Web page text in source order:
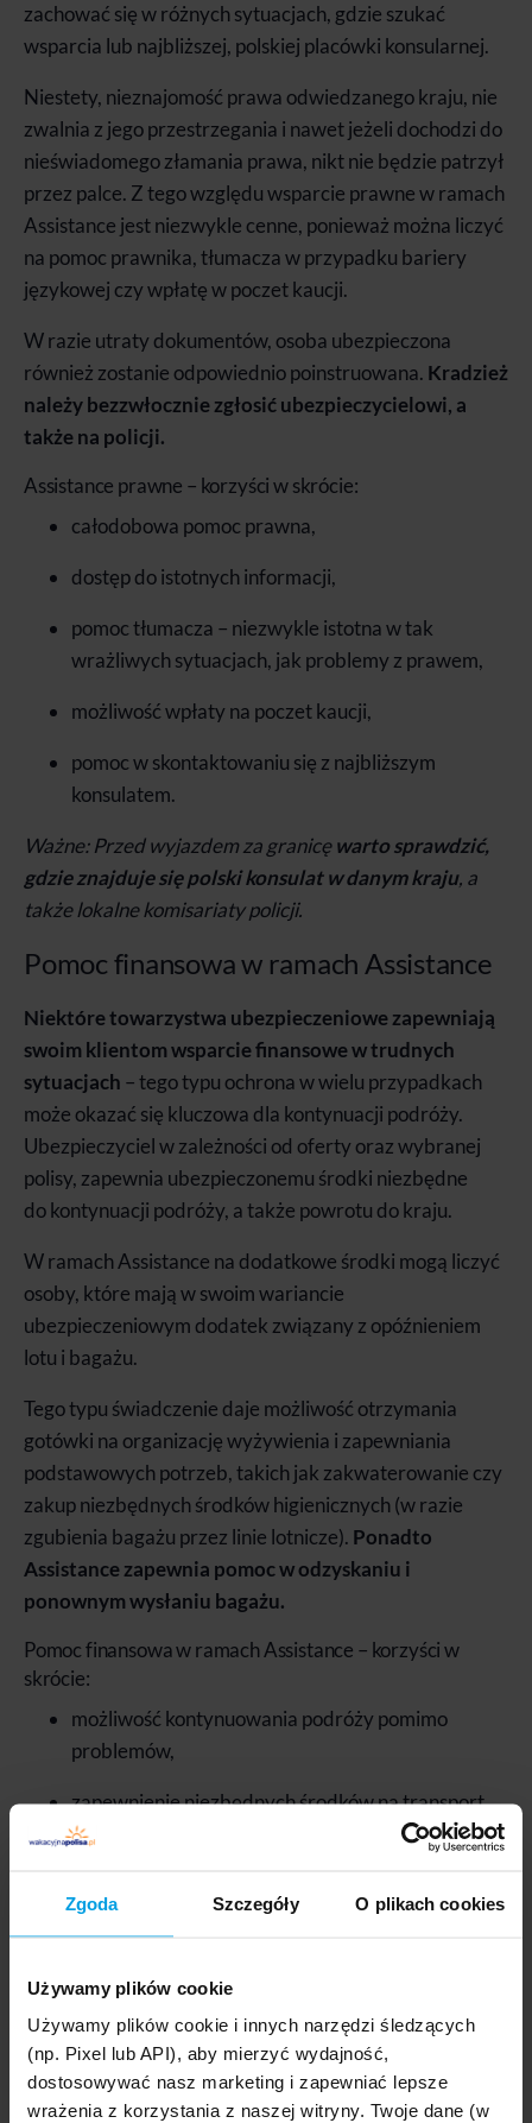
Zgoda Szczegóły O plikach cookies
Używamy plików cookie
Używamy plików cookie i innych narzędzi śledzących
(np. Pixel lub API), aby mierzyć wydajność,
dostosowywać nasz marketing i zapewniać lepsze
wrażenia z korzystania z naszej witryny. Twoje dane (w
zachować się wróżnych sytuacjach, gdzie szukać
wsparcia lub najbliższej, polskiej placówki konsularnej.
Niestety, nieznajomość prawa odwiedzanego kraju, nie
zwalnia z jego przestrzegania i nawet jeżeli dochodzi do
nieświadomego złamania prawa, nikt nie będzie patrzył
przez palce. Z tego względu wsparcie prawne w ramach
Assistance jest niezwykle cenne, ponieważ można liczyć
na pomoc prawnika, tłumacza w przypadku bariery
językowej czywpłatę w poczet kaucji.
W razie utraty dokumentów, osoba ubezpieczona
również zostanie odpowiednio poinstruowana. Kradzież
należy bezzwłocznie zgłosić ubezpieczycielowi, a
także na policji.
Assistance prawne – korzyści w skrócie:
całodobowa pomoc prawna,
dostęp do istotnych informacji,
pomoc tłumacza – niezwykle istotna w tak
wrażliwych sytuacjach, jak problemy z prawem,
możliwość wpłaty na poczet kaucji,
pomoc w skontaktowaniu się z najbliższym
konsulatem.
Ważne: Przed wyjazdem za granicęwarto sprawdzić,
gdzie znajduje się polski konsulat w danym kraju, a
także lokalne komisariaty policji.
Pomoc finansowa w ramach Assistance
Niektóre towarzystwa ubezpieczeniowe zapewniają
swoim klientom wsparcie finansowe w trudnych
sytuacjach – tego typu ochrona w wielu przypadkach
może okazać się kluczowa dla kontynuacji podróży.
Ubezpieczycielw zależności od oferty oraz wybranej
polisy, zapewnia ubezpieczonemu środki niezbędne
dokontynuacji podróży, a także powrotu do kraju.
W ramach Assistance na dodatkowe środki mogą liczyć
osoby, które mają w swoim wariancie
ubezpieczeniowym dodatek związany z opóźnieniem
lotu i bagażu.
Tego typu świadczenie daje możliwość otrzymania
gotówki na organizację wyżywienia i zapewniania
podstawowych potrzeb,takich jak zakwaterowanie czy
zakup niezbędnych środków higienicznych (w razie
zgubienia bagażu przez linie lotnicze). Ponadto
Assistance zapewnia pomoc w odzyskaniu i
ponownym wysłaniu bagażu.
Pomoc finansowa w ramach Assistance – korzyści w
skrócie:
możliwość kontynuowania podróży pomimo
problemów,
zapewnienie niezbędnych środków na transport
powrotny do kraju,
finansowa na zapewnienie podstawowych
opłacenie zakwaterowania w razie opóźnienia
lotu/bagażu.
Warto zapoznać się dokładnie z Ogólnymi
Warunkami Ubezpieczenia (OWU), aby wiedzieć, jakie